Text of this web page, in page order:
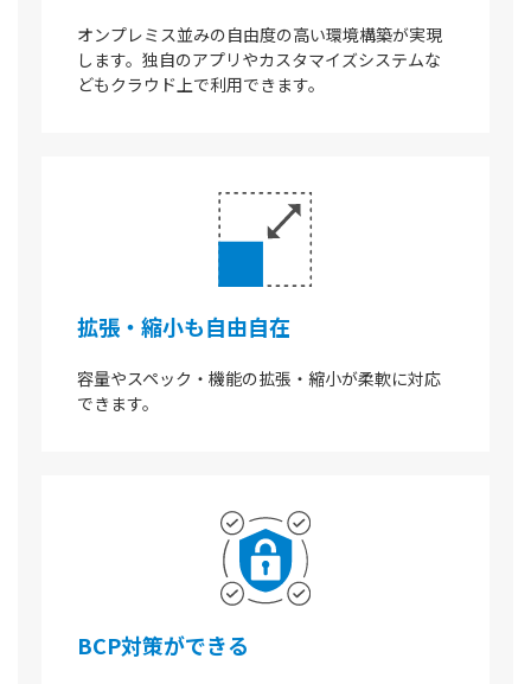
オンプレミス並みの自由度の高い環境構築が実現
します。独自のアプリやカスタマイズシステムな
どもクラウド上で利用できます。
拡張・縮小も自由自在
容量やスペック・機能の拡張・縮小が柔軟に対応
できます。
BCP対策ができる